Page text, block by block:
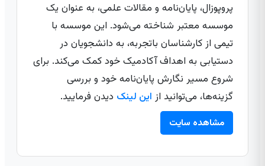
پروپوزال، پایان‌نامه و مقالات علمی، به عنوان یک
موسسه معتبر شناخته می‌شود. این موسسه با
تیمی از کارشناسان باتجربه، به دانشجویان در
دستیابی به اهداف آکادمیک خود کمک می‌کند. برای
شروع مسیر نگارش پایان‌نامه خود و بررسی
گزینه‌ها، می‌توانید از این لینک دیدن فرمایید.
مشاهده سایت